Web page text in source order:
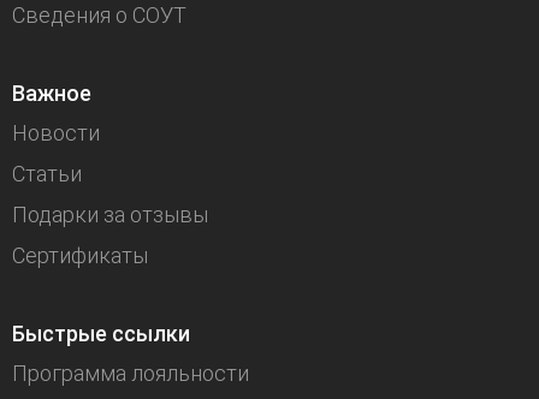
Сведения о СОУТ
Важное
Новости
Статьи
Подарки за отзывы
Сертификаты
Быстрые ссылки
Программа лояльности